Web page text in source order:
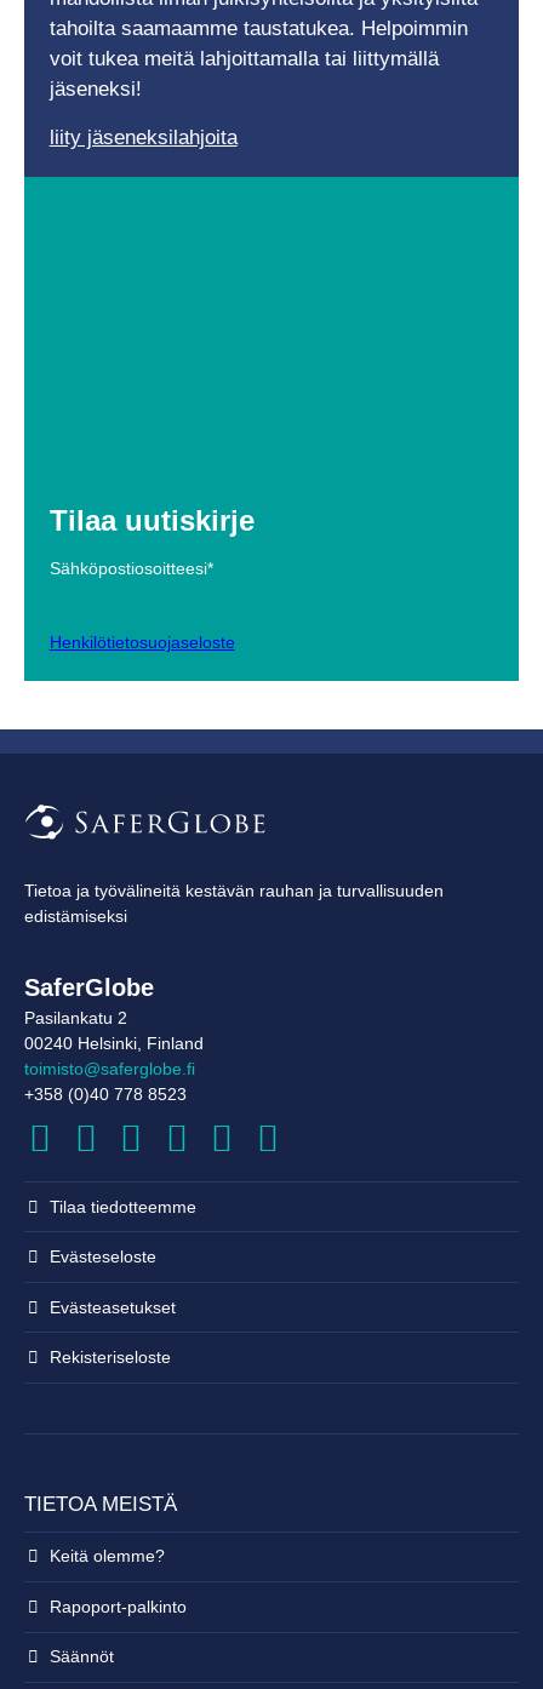
tahoilta saamaamme taustatukea. Helpoimmin
voit tukea meitä lahjoittamalla tai liittymällä
jäseneksi!
liity jäseneksilahjoita
Tilaa uutiskirje
Sähköpostiosoitteesi*
Henkilötietosuojaseloste
Tietoa ja työvälineitä kestävän rauhan ja turvallisuuden
edistämiseksi
SaferGlobe
Pasilankatu 2
00240 Helsinki, Finland
toimisto@saferglobe.fi
+358 (0)40 778 8523
Tilaa tiedotteemme
Evästeseloste
Evästeasetukset
Rekisteri­seloste
TIETOA MEISTÄ
Keitä olemme?
Rapoport-palkinto
Säännöt